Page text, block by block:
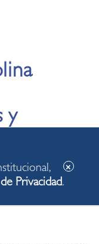
y
Privacidad.